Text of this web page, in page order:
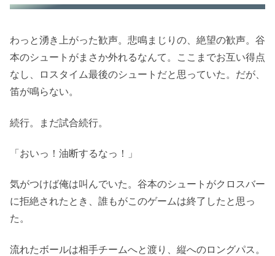
わっと湧き上がった歓声。悲鳴まじりの、絶望の歓声。谷
本のシュートがまさか外れるなんて。ここまでお互い得点
なし、ロスタイム最後のシュートだと思っていた。だが、
笛が鳴らない。
続行。まだ試合続行。
「おいっ！油断するなっ！」
気がつけば俺は叫んでいた。谷本のシュートがクロスバー
に拒絶されたとき、誰もがこのゲームは終了したと思っ
た。
流れたボールは相手チームへと渡り、縦へのロングパス。